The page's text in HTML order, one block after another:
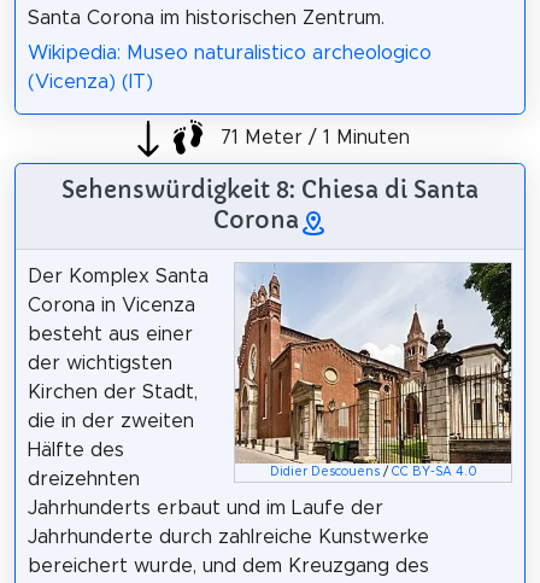
Santa Corona im historischen Zentrum.
Wikipedia: Museo naturalistico archeologico
(Vicenza) (IT)
71 Meter / 1 Minuten
Sehenswürdigkeit 8: Chiesa di Santa
Corona
Didier Descouens/ CC BY-SA 4.0
Der Komplex Santa
Corona in Vicenza
besteht aus einer
der wichtigsten
Kirchen der Stadt,
die in der zweiten
Hälfte des
dreizehnten
Jahrhunderts erbaut und im Laufe der
Jahrhunderte durch zahlreiche Kunstwerke
bereichert wurde, und dem Kreuzgang des